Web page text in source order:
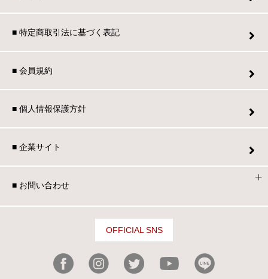
■ 特定商取引法に基づく表記
■ 会員規約
■ 個人情報保護方針
■ 企業サイト
■ お問い合わせ
OFFICIAL SNS